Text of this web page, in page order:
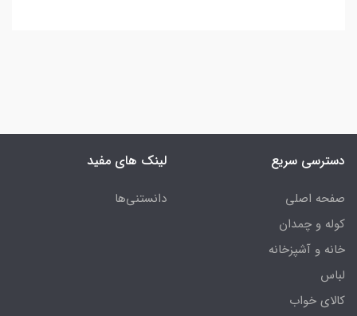
دسترسی سریع
صفحه اصلی
کوله و چمدان
خانه و آشپزخانه
لباس
کالای خواب
لینک های مفید
دانستنی‌ها